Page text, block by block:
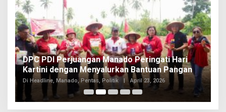
DPC PDI Perjuangan Manado Peringati Hari
Kartini dengan Menyalurkan Bantuan Pangan
Di Headline, Manado, Pentas, Politik April 23, 2026